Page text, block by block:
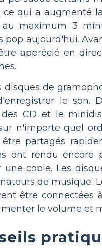
ce qui a augmenté
au maximum 3
pop aujourd'hui.
apprécié en
disques de
le son.
CD et le
n'importe quel
partagés
ont rendu encore
une copie. Les
de musique.
être connectées
le volume et